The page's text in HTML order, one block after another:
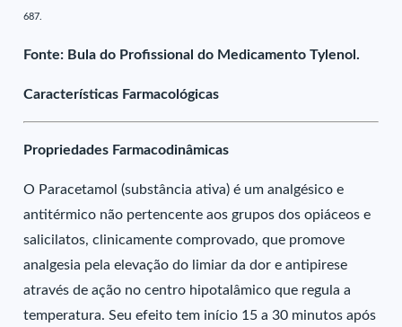
687.
Fonte: Bula do Profissional do Medicamento Tylenol.
Características Farmacológicas
Propriedades Farmacodinâmicas
O Paracetamol (substância ativa) é um analgésico e
antitérmico não pertencente aos grupos dos opiáceos e
salicilatos, clinicamente comprovado, que promove
analgesia pela elevação do limiar da dor e antipirese
através de ação no centro hipotalâmico que regula a
temperatura. Seu efeito tem início 15 a 30 minutos após